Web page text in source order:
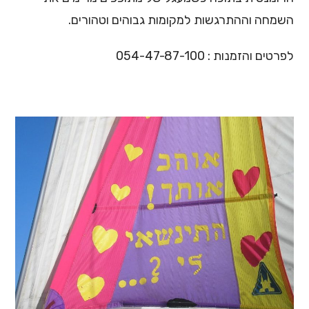
השמחה וההתרגשות למקומות גבוהים וטהורים.
לפרטים והזמנות : 054-47-87-100